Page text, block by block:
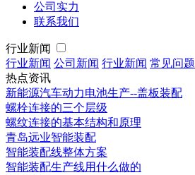
公司实力
联系我们
行业新闻
行业新闻 公司新闻 行业新闻 常见问题
热点资讯
新能源汽车动力电池生产--盖板装配
螺栓连接的三个层级
螺纹连接的基本结构和原理
青岛远业智能装配
智能装配线整体方案
智能装配生产线用什么做的